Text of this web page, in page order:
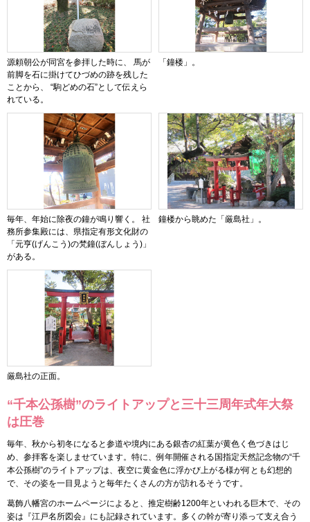
源頼朝公が同宮を参拝した時に、 馬が
前脚を石に掛けてひづめの跡を残した
ことから、 “駒どめの石”として伝えら
れている。
「鐘楼」。
毎年、年始に除夜の鐘が鳴り響く。 社
務所参集殿には、県指定有形文化財の
「元亨(げんこう)の梵鐘(ぼんしょう)」
がある。
鐘楼から眺めた「厳島社」。
厳島社の正面。
“千本公孫樹”のライトアップと三十三周年式年大祭
は圧巻
毎年、秋から初冬になると参道や境内にある銀杏の紅葉が黄色く色づきはじ
め、参拝客を楽しませています。特に、例年開催される国指定天然記念物の“千
本公孫樹”のライトアップは、夜空に黄金色に浮かび上がる様が何とも幻想的
で、その姿を一目見ようと毎年たくさんの方が訪れるそうです。
葛飾八幡宮のホームページによると、推定樹齢1200年といわれる巨木で、その
姿は『江戸名所図会』にも記録されています。多くの幹が寄り添って支え合う